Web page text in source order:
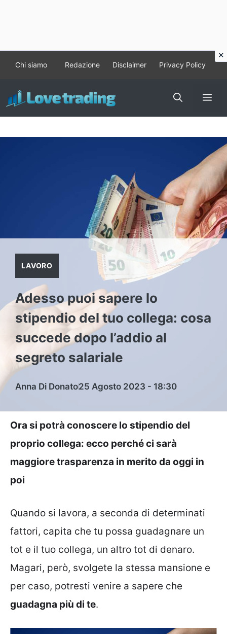
contenuto
Chi siamo Redazione Disclaimer Privacy Policy
LAVORO
Adesso puoi sapere lo
stipendio del tuo collega: cosa
succede dopo l’addio al
segreto salariale
Anna Di Donato25 Agosto 2023 - 18:30
Ora si potrà conoscere lo stipendio del
proprio collega: ecco perché ci sarà
maggiore trasparenza in merito da oggi in
poi
Quando si lavora, a seconda di determinati
fattori, capita che tu possa guadagnare un
tot e il tuo collega, un altro tot di denaro.
Magari, però, svolgete la stessa mansione e
per caso, potresti venire a sapere che
guadagna più di te.